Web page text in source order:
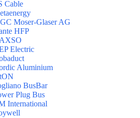
Cable
Moser-Glaser AG
HFP
Electric
Aluminium
BusBar
Plug Bus
International